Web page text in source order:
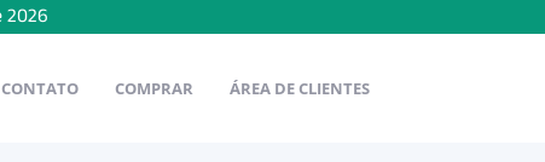
2026
CONTATO COMPRAR ÁREA DE CLIENTES